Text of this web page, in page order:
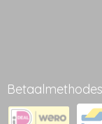
Betaalmethodes